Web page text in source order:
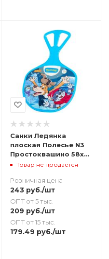
Санки Ледянка
плоская Полесье N3
Простоквашино 58х35
- голубая
Товар не продается
Розничная цена
243руб./шт
ОПТ от 5 тыс.
209 руб./шт
ОПТ от 15 тыс.
179.49 руб./шт